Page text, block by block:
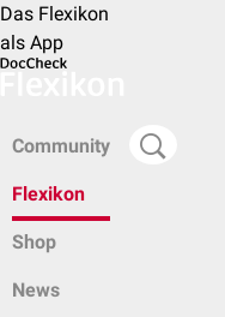
Das Flexikon
als App
Community
Flexikon
Shop
News